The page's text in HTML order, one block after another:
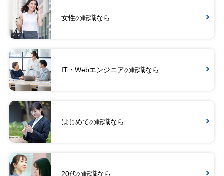
女性の転職なら
IT・Webエンジニアの転職なら
はじめての転職なら
20代の転職なら